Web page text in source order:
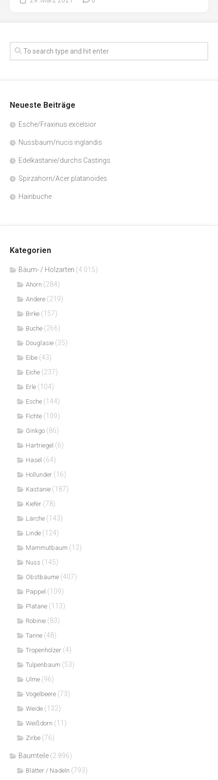
Neueste Beiträge
Esche/Fraxinus excelsior
Nussbaum/nucis inglandis
Edelkastanie/durchs Castings
Spirzahorn/Acer platanoides
Hainbuche
Kategorien
Bäum- / Holzarten (4.015)
Ahorn (284)
Andere (219)
Birke (157)
Buche (266)
Douglasie (35)
Eibe (43)
Eiche (237)
Erle (104)
Esche (144)
Fichte (109)
Ginkgo (86)
Hartriegel (6)
Hasel (64)
Hollunder (16)
Kastanie (187)
Kiefer (78)
Lärche (143)
Linde (124)
Mammutbaum (12)
Nuss (145)
Obstbäume (407)
Pappel (109)
Platane (113)
Robinie (83)
Tanne (48)
Tropenhölzer (4)
Tulpenbaum (53)
Ulme (96)
Vogelbeere (73)
Weide (132)
Weißdorn (11)
Zirbe (76)
Baumteile (2.896)
Blätter / Nadeln (793)